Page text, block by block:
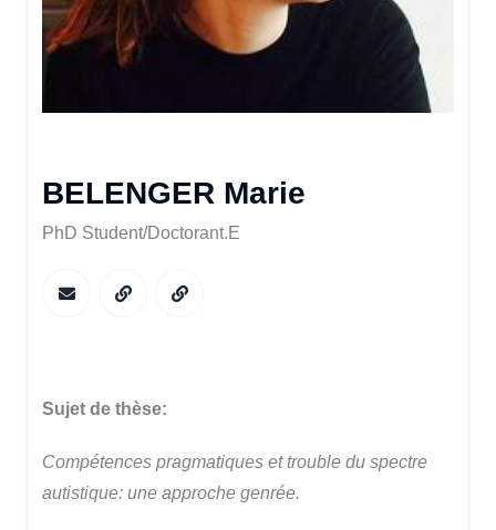
BELENGER Marie
PhD Student/Doctorant.e
Sujet de thèse:
Compétences pragmatiques et trouble du spectre
autistique: une approche genrée.